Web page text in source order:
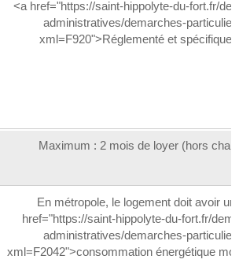
<a href="https://saint-hippolyte-du-fort.fr/
administratives/demarches-
xml=F920">Réglementé et
Maximum : 2 mois de loyer (hors
En métropole, le logement doit avoir
href="https://saint-hippolyte-du-fort.fr/
administratives/demarches-
xml=F2042">consommation énergétique